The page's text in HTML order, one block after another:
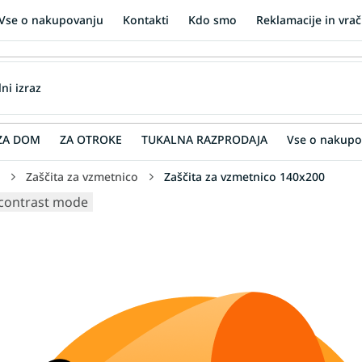
o nakupovanju Kontakti Kdo smo Reklamacije in
DOM ZA OTROKE TUKALNA RAZPRODAJA Vse o
Zaščita za vzmetnico Zaščita za vzmetnico 140x200
mode